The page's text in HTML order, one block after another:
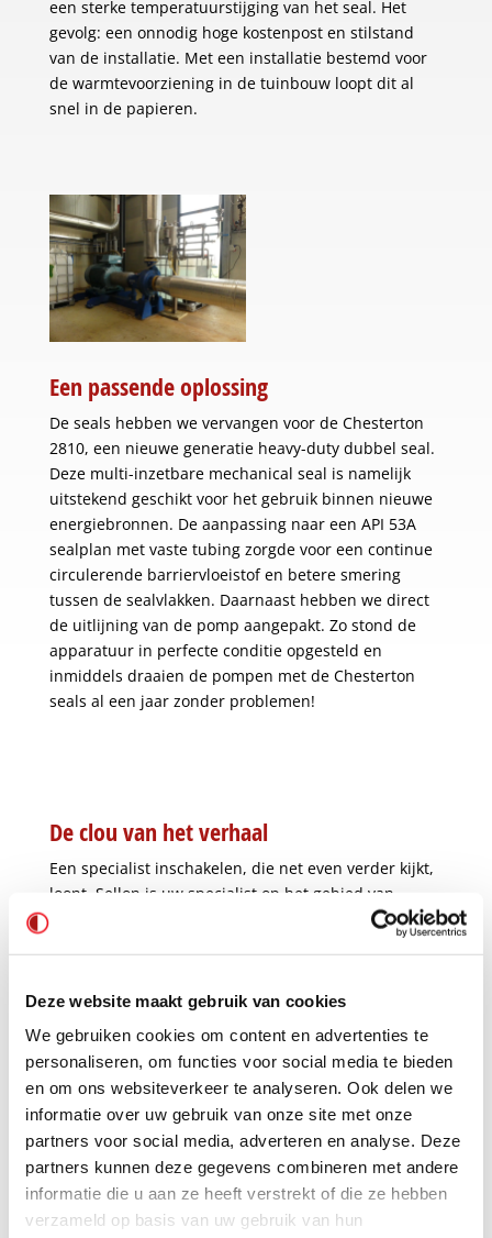
Deze website maakt gebruik van cookies
We gebruiken cookies om content en advertenties te
personaliseren, om functies voor social media te bieden
en om ons websiteverkeer te analyseren. Ook delen we
informatie over uw gebruik van onze site met onze
partners voor social media, adverteren en analyse. Deze
partners kunnen deze gegevens combineren met andere
informatie die u aan ze heeft verstrekt of die ze hebben
verzameld op basis van uw gebruik van hun
een sterke temperatuurstijging van het seal. Het
gevolg: een onnodig hoge kostenpost en stilstand
van de installatie. Met een installatie bestemd voor
de warmtevoorziening in de tuinbouw loopt dit al
snel in de papieren.
Een passende oplossing
De seals hebben we vervangen voor de Chesterton
2810, een nieuwe generatie heavy-duty dubbel seal.
Deze multi-inzetbare mechanical seal is namelijk
uitstekend geschikt voor het gebruik binnen nieuwe
energiebronnen. De aanpassing naar een API 53A
sealplan met vaste tubing zorgde voor een continue
circulerende barriervloeistof en betere smering
tussen de sealvlakken. Daarnaast hebben we direct
de uitlijning van de pomp aangepakt. Zo stond de
apparatuur in perfecte conditie opgesteld en
inmiddels draaien de pompen met de Chesterton
seals al een jaar zonder problemen!
De clou van het verhaal
Een specialist inschakelen, die net even verder kijkt,
loont. Sellon is uw specialist op het gebied van
rotating equipment. Bij tegenvallende standtijd
kijken we niet enkel naar de sealoplossing maar ook
ideale omstandigheden te creëren voor de
hiermee worden voorkomen. Al meer dan 50 jaar is
Sellon uw partner in het verhogen van
betrouwbaarheid en verlengen van standtijd aan alle
apparatuur waarin afdichtingen een cruciale rol
spelen. Van advies tot installatie, van engineering tot
aan smart maintenance.
Met welke uitdaging mogen wij u helpen?